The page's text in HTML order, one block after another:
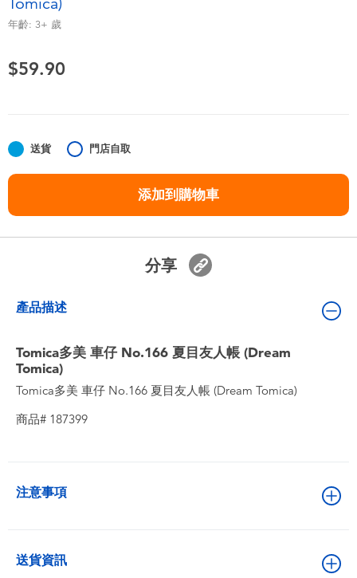
毛毛公仔玩具
任天堂 Switch
年齡: 3+ 歲
$59.90
送貨 門店自取
添加到購物車
分享
產品描述
Tomica多美 車仔 No.166 夏目友人帳 (Dream
Tomica)
Tomica多美 車仔 No.166 夏目友人帳 (Dream Tomica)
商品# 187399
注意事項
送貨資訊